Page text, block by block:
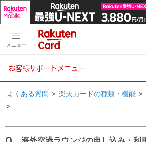
メニュー
お客様サポートメニュー
よくある質問 > 楽天カードの種類・機能 >
>